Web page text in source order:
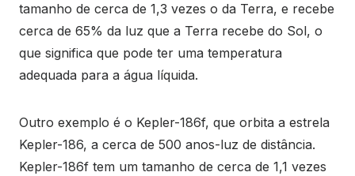
tamanho de cerca de 1,3 vezes o da Terra, e recebe
cerca de 65% da luz que a Terra recebe do Sol, o
que significa que pode ter uma temperatura
adequada para a água líquida.
Outro exemplo é o Kepler-186f, que orbita a estrela
Kepler-186, a cerca de 500 anos-luz de distância.
Kepler-186f tem um tamanho de cerca de 1,1 vezes